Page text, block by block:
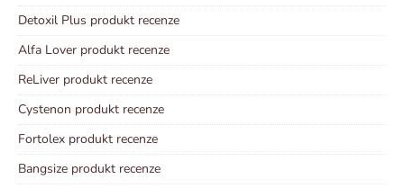
Detoxil Plus produkt recenze
Alfa Lover produkt recenze
ReLiver produkt recenze
Cystenon produkt recenze
Fortolex produkt recenze
Bangsize produkt recenze